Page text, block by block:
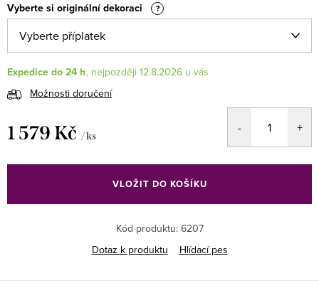
Vyberte si originální dekoraci ?
Expedice do 24 h
12.8.2026
Možnosti doručení
1 579 Kč / ks
cena:
VLOŽIT DO KOŠÍKU
Kód produktu: 6207
Dotaz k produktu
Hlídací pes